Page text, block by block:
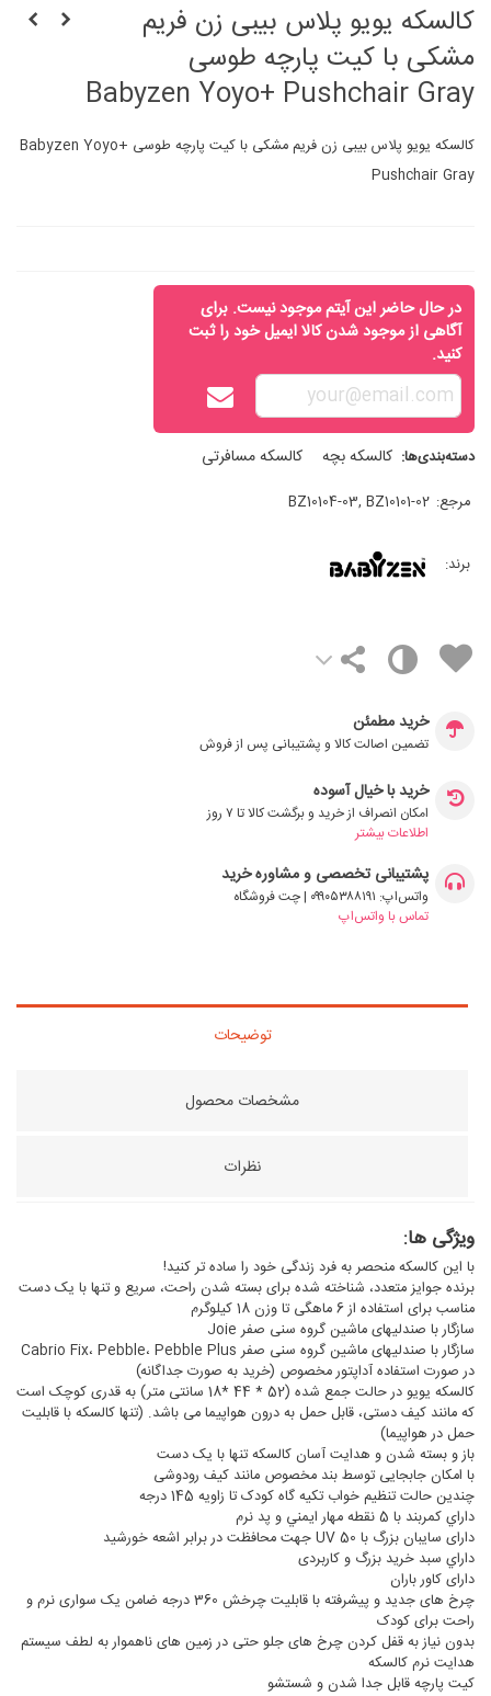
کالسکه یویو پلاس بیبی زن فریم
مشکی با کیت پارچه طوسی
Babyzen Yoyo+ Pushchair Gray
کالسکه یویو پلاس بیبی زن فریم مشکی با کیت پارچه طوسی Babyzen Yoyo+
Pushchair Gray
در حال حاضر این آیتم موجود نیست. برای
آگاهی از موجود شدن کالا ایمیل خود را ثبت
کنید.
دسته‌بندی‌ها: کالسکه بچه کالسکه مسافرتی
مرجع: BZ10104-03, BZ10101-02
برند:
خرید مطمئن
تضمین اصالت کالا و پشتیبانی پس از فروش
خرید با خیال آسوده
امکان انصراف از خرید و برگشت کالا تا ۷ روز
اطلاعات بیشتر
پشتیبانی تخصصی و مشاوره خرید
واتس‌اپ: ۰۹۹۰۵۳۸۸۱۹۱ | چت فروشگاه
تماس با واتس‌اپ
توضیحات
مشخصات محصول
نظرات
ویژگی ها:
با این کالسکه منحصر به فرد زندگی خود را ساده تر کنید!
برنده جوایز متعدد، شناخته شده برای بسته شدن راحت، سریع و تنها با یک دست
مناسب برای استفاده از 6 ماهگی تا وزن 18 کیلوگرم
سازگار با صندلیهای ماشین گروه سنی صفر Joie
سازگار با صندلیهای ماشین گروه سنی صفر Cabrio Fix، Pebble، Pebble Plus
در صورت استفاده آداپتور مخصوص (خرید به صورت جداگانه)
کالسکه یویو در حالت جمع شده (52 * 44 *18 سانتی متر) به قدری کوچک است
که مانند کیف دستی، قابل حمل به درون هواپیما می باشد. (تنها کالسکه با قابلیت
حمل در هواپیما)
باز و بسته شدن و هدایت آسان کالسکه تنها با یک دست
با امکان جابجایی توسط بند مخصوص مانند کیف رودوشی
چندین حالت تنظیم خواب تکیه گاه کودک تا زاویه 145 درجه
داراي كمربند با 5 نقطه مهار ايمني و پد نرم
دارای سایبان بزرگ با UV 50 جهت محافظت در برابر اشعه خورشید
داراي سبد خريد بزرگ و کاربردی
دارای کاور باران
چرخ های جدید و پیشرفته با قابلیت چرخش 360 درجه ضامن یک سواری نرم و
راحت برای کودک
بدون نیاز به قفل کردن چرخ های جلو حتی در زمین های ناهموار به لطف سیستم
هدایت نرم کالسکه
کیت پارچه قابل جدا شدن و شستشو